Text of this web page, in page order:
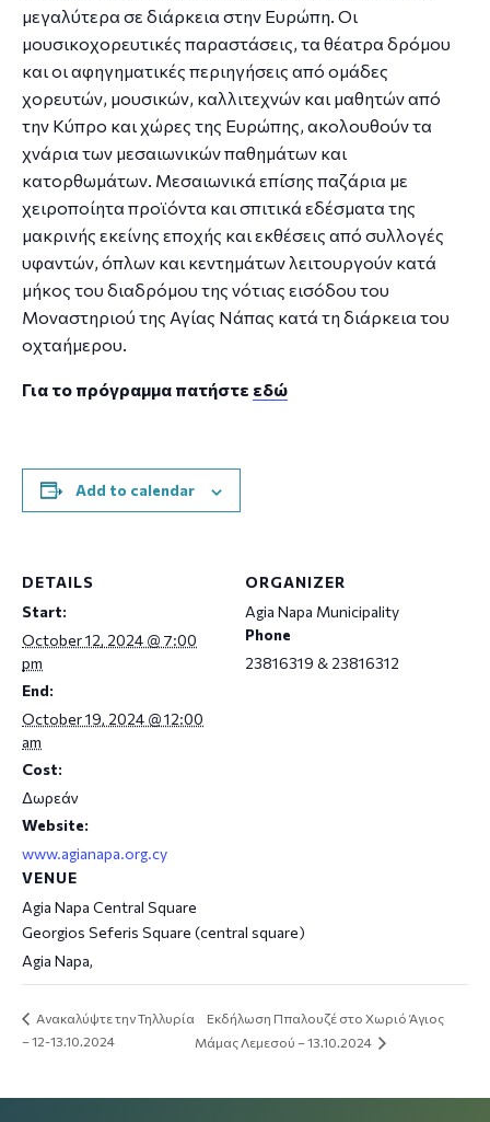
μεγαλύτερα σε διάρκεια στην Ευρώπη. Οι
μουσικοχορευτικές παραστάσεις, τα θέατρα δρόμου
και οι αφηγηματικές περιηγήσεις από ομάδες
χορευτών, μουσικών, καλλιτεχνών και μαθητών από
την Κύπρο και χώρες της Ευρώπης, ακολουθούν τα
χνάρια των μεσαιωνικών παθημάτων και
κατορθωμάτων. Μεσαιωνικά επίσης παζάρια με
χειροποίητα προϊόντα και σπιτικά εδέσματα της
μακρινής εκείνης εποχής και εκθέσεις από συλλογές
υφαντών, όπλων και κεντημάτων λειτουργούν κατά
μήκος του διαδρόμου της νότιας εισόδου του
Μοναστηριού της Αγίας Νάπας κατά τη διάρκεια του
οχταήμερου.
Για το πρόγραμμα πατήστε εδώ
Add to calendar
DETAILS
Start:
October 12, 2024 @ 7:00
pm
End:
October 19, 2024 @ 12:00
am
Cost:
Δωρεάν
Website:
www.agianapa.org.cy
VENUE
Agia Napa Central Square
Georgios Seferis Square (central square)
Agia Napa,
ORGANIZER
Agia Napa Municipality
Phone
23816319 & 23816312
Ανακαλύψτε την Τηλλυρία
– 12-13.10.2024
Εκδήλωση Ππαλουζέ στο Χωριό Άγιος
Μάμας Λεμεσού – 13.10.2024